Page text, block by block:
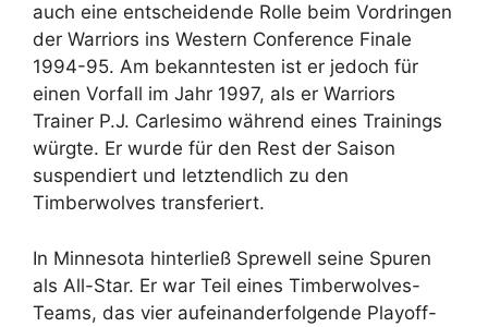
auch eine entscheidende Rolle beim Vordringen
der Warriors ins Western Conference Finale
1994-95. Am bekanntesten ist er jedoch für
einen Vorfall im Jahr 1997, als er Warriors
Trainer P.J. Carlesimo während eines Trainings
würgte. Er wurde für den Rest der Saison
suspendiert und letztendlich zu den
Timberwolves transferiert.
In Minnesota hinterließ Sprewell seine Spuren
als All-Star. Er war Teil eines Timberwolves-
Teams, das vier aufeinanderfolgende Playoff-